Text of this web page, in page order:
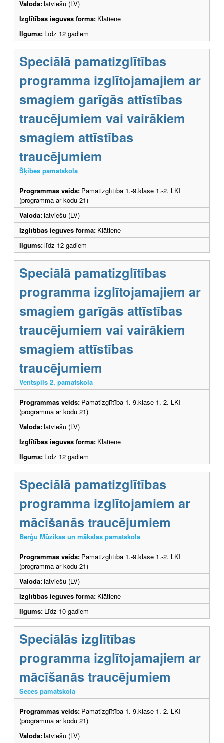
Valoda:latviešu (LV)
Izglītības ieguves forma: Klātiene
Ilgums: Līdz 12 gadiem
Speciālā pamatizglītības
programma izglītojamajiem ar
smagiem garīgās attīstības
traucējumiem vai vairākiem
smagiem attīstības
traucējumiem
Šķibes pamatskola
Programmas veids: Pamatizglītība 1.-9.klase 1.-2. LKI
(programma ar kodu 21)
Valoda:latviešu (LV)
Izglītības ieguves forma: Klātiene
Ilgums:līdz 12 gadiem
Speciālā pamatizglītības
programma izglītojamajiem ar
smagiem garīgās attīstības
traucējumiem vai vairākiem
smagiem attīstības
traucējumiem
Ventspils 2. pamatskola
Programmas veids: Pamatizglītība 1.-9.klase 1.-2. LKI
(programma ar kodu 21)
Valoda:latviešu (LV)
Izglītības ieguves forma: Klātiene
Ilgums: Līdz 12 gadiem
Speciālā pamatizglītības
programma izglītojamiem ar
mācīšanās traucējumiem
Berģu Mūzikas un mākslas pamatskola
Programmas veids: Pamatizglītība 1.-9.klase 1.-2. LKI
(programma ar kodu 21)
Valoda:latviešu (LV)
Izglītības ieguves forma: Klātiene
Ilgums: Līdz 10 gadiem
Speciālās izglītības
programma izglītojamajiem ar
mācīšanās traucējumiem
Seces pamatskola
Programmas veids: Pamatizglītība 1.-9.klase 1.-2. LKI
(programma ar kodu 21)
Valoda:latviešu (LV)